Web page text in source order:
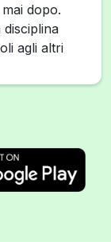
dopo.
agli altri